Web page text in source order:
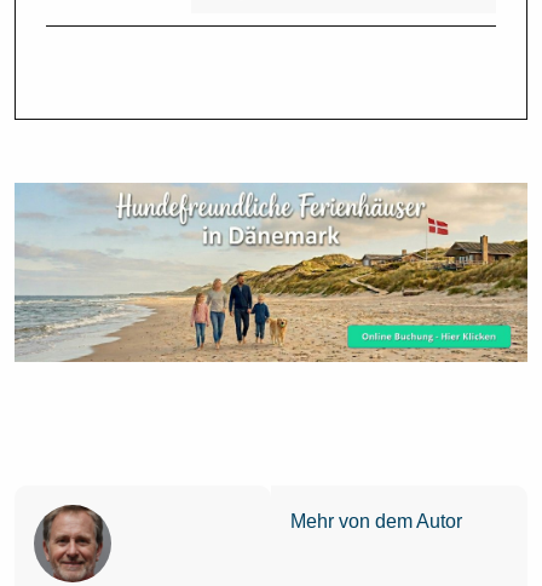
Mehr von dem Autor